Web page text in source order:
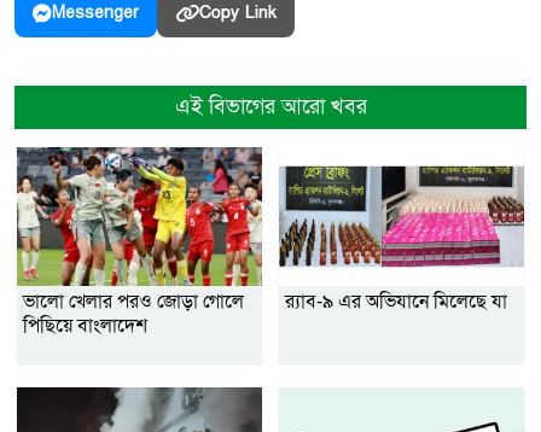
Messenger Copy Link
এই বিভাগের আরো খবর
ভালো খেলার পরও জোড়া গোলে
পিছিয়ে বাংলাদেশ
র‌্যাব-৯ এর অভিযানে মিলেছে যা